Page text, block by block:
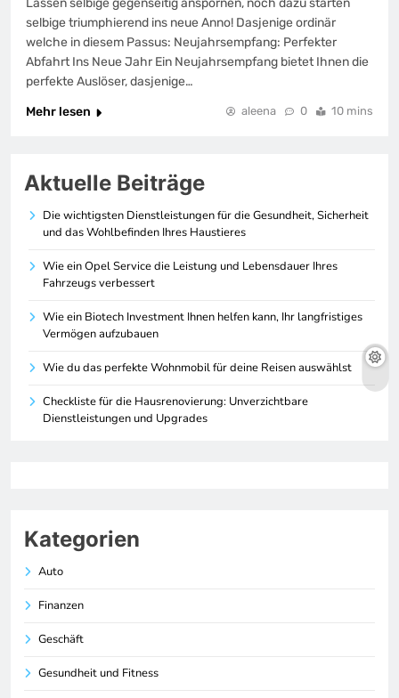
Lassen selbige gegenseitig anspornen, noch dazu starten
selbige triumphierend ins neue Anno! Dasjenige ordinär
welche in diesem Passus: Neujahrsempfang: Perfekter
Abfahrt Ins Neue Jahr Ein Neujahrsempfang bietet Ihnen die
perfekte Auslöser, dasjenige…
Mehr lesen
aleena 0 10 mins
Aktuelle Beiträge
Die wichtigsten Dienstleistungen für die Gesundheit, Sicherheit
und das Wohlbefinden Ihres Haustieres
Wie ein Opel Service die Leistung und Lebensdauer Ihres
Fahrzeugs verbessert
Wie ein Biotech Investment Ihnen helfen kann, Ihr langfristiges
Vermögen aufzubauen
Wie du das perfekte Wohnmobil für deine Reisen auswählst
Checkliste für die Hausrenovierung: Unverzichtbare
Dienstleistungen und Upgrades
Kategorien
Auto
Finanzen
Geschäft
Gesundheit und Fitness